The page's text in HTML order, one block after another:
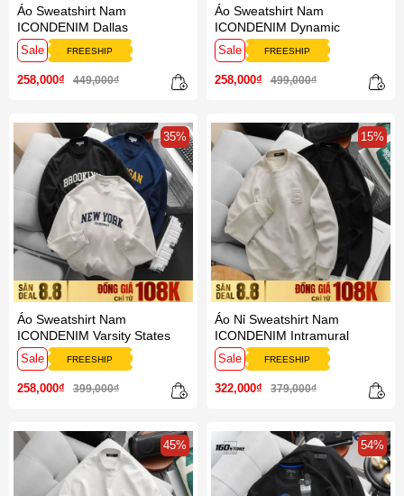
Áo Sweatshirt Nam
ICONDENIM Dallas
Sale FREESHIP
258,000₫ 449,000₫
Áo Sweatshirt Nam
ICONDENIM Dynamic
Sale FREESHIP
258,000₫ 499,000₫
35%
Áo Sweatshirt Nam
ICONDENIM Varsity States
Sale FREESHIP
258,000₫ 399,000₫
15%
Áo Nỉ Sweatshirt Nam
ICONDENIM Intramural
Sale FREESHIP
322,000₫ 379,000₫
45% 54%